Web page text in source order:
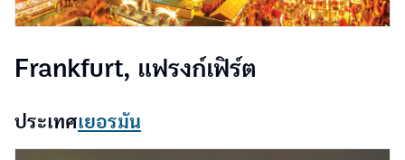
Frankfurt, แฟรงก์เฟิร์ต
ประเทศเยอรมัน